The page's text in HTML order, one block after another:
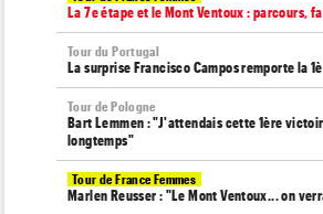
La 7e étape et le Mont Ventoux : parcours,
Tour du Portugal
La surprise Francisco Campos remporte la
Tour de Pologne
Bart Lemmen : "J'attendais cette 1ère
longtemps"
Tour de France Femmes
Marlen Reusser : "Le Mont Ventoux... on